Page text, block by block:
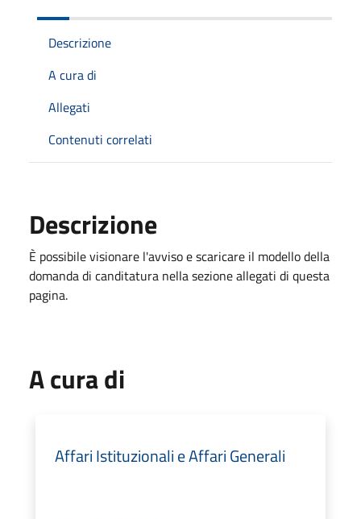
Descrizione
A cura di
Allegati
Contenuti correlati
Descrizione
È possibile visionare l'avviso e scaricare il modello della
domanda di canditatura nella sezione allegati di questa
pagina.
A cura di
Affari Istituzionali e Affari Generali